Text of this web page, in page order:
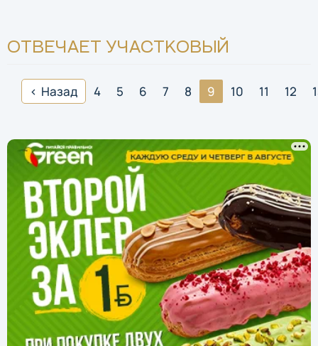
ОТВЕЧАЕТ УЧАСТКОВЫЙ
Назад 4 5 6 7 8 9 10 11 12